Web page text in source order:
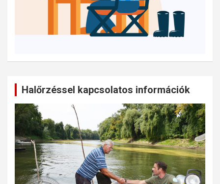
Halőrzéssel kapcsolatos információk